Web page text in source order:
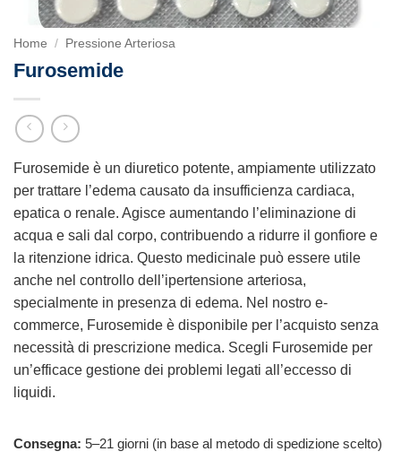
Home / Pressione Arteriosa
Furosemide
Furosemide è un diuretico potente, ampiamente utilizzato
per trattare l’edema causato da insufficienza cardiaca,
epatica o renale. Agisce aumentando l’eliminazione di
acqua e sali dal corpo, contribuendo a ridurre il gonfiore e
la ritenzione idrica. Questo medicinale può essere utile
anche nel controllo dell’ipertensione arteriosa,
specialmente in presenza di edema. Nel nostro e-
commerce, Furosemide è disponibile per l’acquisto senza
necessità di prescrizione medica. Scegli Furosemide per
un’efficace gestione dei problemi legati all’eccesso di
liquidi.
Consegna: 5–21 giorni (in base al metodo di spedizione scelto)